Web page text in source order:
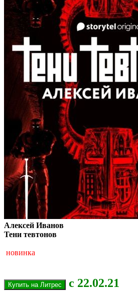
Алексей Иванов
Тени тевтонов
новинка
с 22.02.21